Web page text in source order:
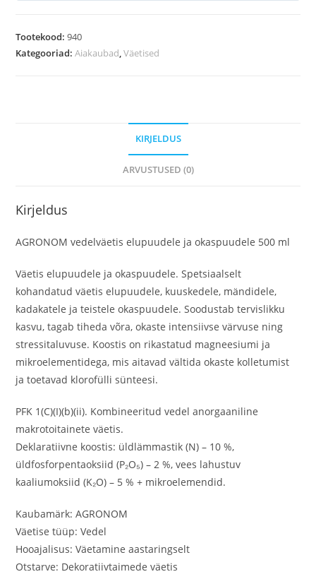
Tootekood:940
Kategooriad:Aiakaubad,Väetised
KIRJELDUS
ARVUSTUSED (0)
Kirjeldus
AGRONOM vedelväetis elupuudele ja okaspuudele 500 ml
Väetis elupuudele ja okaspuudele. Spetsiaalselt
kohandatud väetis elupuudele, kuuskedele, mändidele,
kadakatele ja teistele okaspuudele. Soodustab tervislikku
kasvu, tagab tiheda võra, okaste intensiivse värvuse ning
stressitaluvuse. Koostis on rikastatud magneesiumi ja
mikroelementidega, mis aitavad vältida okaste kolletumist
ja toetavad klorofülli sünteesi.
PFK 1(C)(I)(b)(ii). Kombineeritud vedel anorgaaniline
makrotoitainete väetis.
Deklaratiivne koostis: üldlämmastik (N) – 10 %,
üldfosforpentaoksiid (P₂O₅) – 2 %, vees lahustuv
kaaliumoksiid (K₂O) – 5 % + mikroelemendid.
Kaubamärk: AGRONOM
Väetise tüüp: Vedel
Hooajalisus: Väetamine aastaringselt
Otstarve: Dekoratiivtaimede väetis